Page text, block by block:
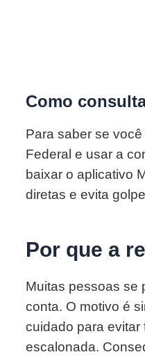
Como
Para saber se
Federal e usar a
baixar o aplicativo
diretas e evita
Por que a
Muitas pessoas se
conta. O motivo é
cuidado para evitar
escalonada.